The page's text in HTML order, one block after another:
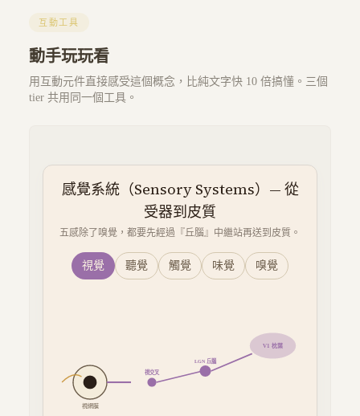
互動工具
動手玩玩看
用互動元件直接感受這個概念，比純文字快 10 倍搞懂。三個
tier 共用同一個工具。
感覺系統（Sensory Systems）— 從
受器到皮質
五感除了嗅覺，都要先經過『丘腦』中繼站再送到皮質。
視覺 聽覺 觸覺 味覺 嗅覺
視網膜
視交叉
LGN 丘腦
V1 枕葉